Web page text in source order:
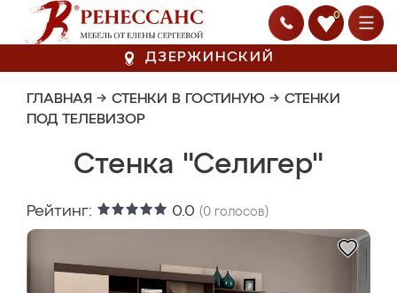
0
ДЗЕРЖИНСКИЙ
ГЛАВНАЯ → СТЕНКИ В ГОСТИНУЮ → СТЕНКИ
ПОД ТЕЛЕВИЗОР
Стенка "Селигер"
Рейтинг: 0.0 (0 голосов)